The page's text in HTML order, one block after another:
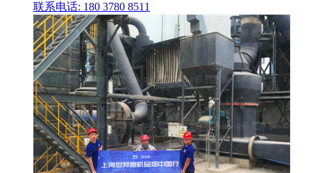
联系电话: 180 3780 8511